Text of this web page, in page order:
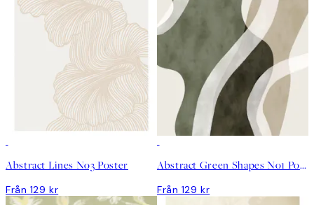
Abstract Lines No3 Poster
Från 129 kr
Abstract Green Shapes No1 Poster
Från 129 kr